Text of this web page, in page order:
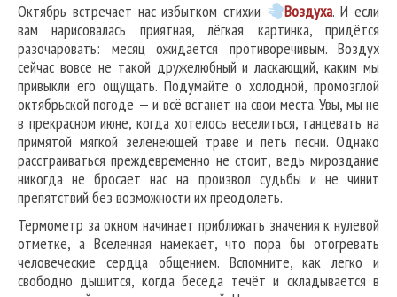
Октябрь встречает нас избытком стихии
Воздуха. И если
вам нарисовалась приятная, лёгкая картинка, придётся
разочаровать: месяц ожидается противоречивым. Воздух
сейчас вовсе не такой дружелюбный и ласкающий, каким мы
привыкли его ощущать. Подумайте о холодной, промозглой
октябрьской погоде — и всё встанет на свои места. Увы, мы не
в прекрасном июне, когда хотелось веселиться, танцевать на
примятой мягкой зеленеющей траве и петь песни. Однако
расстраиваться преждевременно не стоит, ведь мироздание
никогда не бросает нас на произвол судьбы и не чинит
препятствий без возможности их преодолеть.
Термометр за окном начинает приближать значения к нулевой
отметке, а Вселенная намекает, что пора бы отогревать
человеческие сердца общением. Вспомните, как легко и
свободно дышится, когда беседа течёт и складывается в